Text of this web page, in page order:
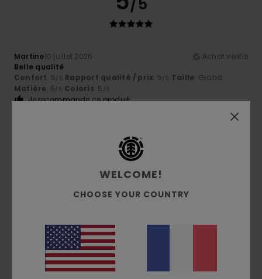
Martine10 juillet 2026
Achat vérifié
Belle qualité
Confort: 5/5 Rapport qualité / prix: 5/5 Taille: Grand
Matière: 5/5 Coloris: 5 /5
Je recommande ce produit
5/5
5 juillet 2026
parfaiteMatière: 5/5 Coloris
5
WELCOME!
CHOOSE YOUR COUNTRY